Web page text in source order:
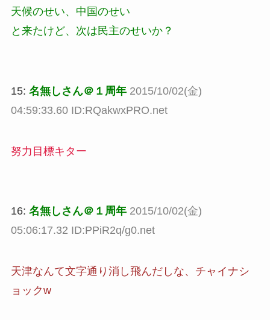
天候のせい、中国のせい
と来たけど、次は民主のせいか？
15: 名無しさん＠１周年 2015/10/02(金)
04:59:33.60 ID:RQakwxPRO.net
努力目標キター
16: 名無しさん＠１周年 2015/10/02(金)
05:06:17.32 ID:PPiR2q/g0.net
天津なんて文字通り消し飛んだしな、チャイナシ
ョックw